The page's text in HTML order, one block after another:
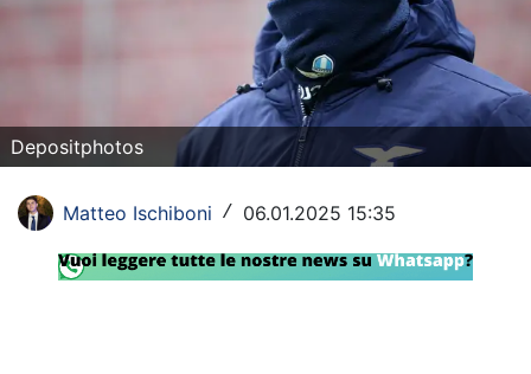
Altri Sport
Formula 1
Tennis
Depositphotos
Matteo Ischiboni / 06.01.2025 15:35